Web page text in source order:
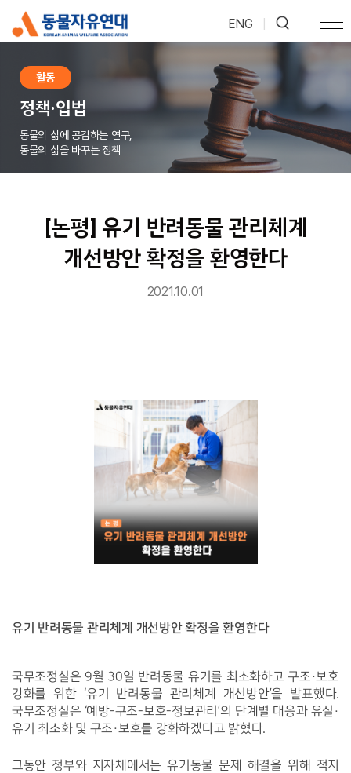
ENG
활동
정책·입법
동물의 삶에 공감하는 연구,
동물의 삶을 바꾸는 정책
[논평] 유기 반려동물 관리체계
개선방안 확정을 환영한다
2021.10.01
유기 반려동물 관리체계 개선방안 확정을 환영한다
국무조정실은 9월 30일 반려동물 유기를 최소화하고 구조·보호
강화를 위한 ‘유기 반려동물 관리체계 개선방안’을 발표했다.
국무조정실은 ‘예방-구조-보호-정보관리’의 단계별 대응과 유실·
유기 최소화 및 구조·보호를 강화하겠다고 밝혔다.
그동안 정부와 지자체에서는 유기동물 문제 해결을 위해 적지